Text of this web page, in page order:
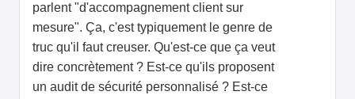
parlent "d'accompagnement client sur
mesure". Ça, c'est typiquement le genre de
truc qu'il faut creuser. Qu'est-ce que ça veut
dire concrètement ? Est-ce qu'ils proposent
un audit de sécurité personnalisé ? Est-ce